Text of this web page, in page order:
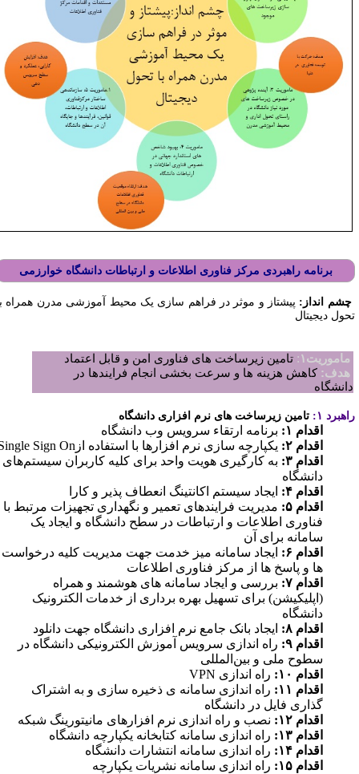
برنامه راهبردی مرکز فناوری اطلاعات و ارتباطات دانشگاه خوارزمی
چشم انداز: پیشتاز و موثر در فراهم سازی یک محیط آموزشی مدرن همراه با
دیجیتال
:
تامین زیرساخت های فناوری امن و قابل اعتماد
هدف:کاهش هزینه ها و سرعت بخشی انجام فرایندها در
۱: تامین زیرساخت های نرم افزاری دانشگاه
اقدام ۱:
برنامه ارتقاء سرویس وب دانشگاه
اقدام ۲:
یکپارچه سازی نرم افزارها با استفاده از Single Sign On
اقدام ۳:
به کارگیری هویت واحد برای کلیه کاربران سیستم‌های
دانشگاه
اقدام ۴:
ایجاد سیستم اکانتینگ انعطاف پذیر و کارا
اقدام ۵:
مدیریت فرایندهای تعمیر و نگهداری تجهیزات مرتبط با
فناوری اطلاعات و ارتباطات در سطح دانشگاه و ایجاد یک
سامانه برای آن
اقدام ۶:
ایجاد سامانه میز خدمت جهت مدیریت کلیه درخواست
ها و پاسخ ها از مرکز فناوری اطلاعات
اقدام ۷:
بررسی و ایجاد سامانه های هوشمند و همراه
(اپلیکیشن) برای تسهیل بهره برداری از خدمات الکترونیک
دانشگاه
اقدام ۸:
ایجاد بانک جامع نرم افزاری دانشگاه جهت دانلود
اقدام ۹:
راه اندازی سرویس آموزش الکترونیکی دانشگاه در
سطوح ملی و بین‌المللی
اقدام ۱۰:
راه اندازیVPN
اقدام ۱۱:
راه اندازی سامانه ی ذخیره سازی و به اشتراک
گذاری فایل در دانشگاه
اقدام ۱۲:
نصب و راه اندازی نرم افزارهای مانیتورینگ شبکه
اقدام ۱۳:
راه اندازی سامانه کتابخانه یکپارچه دانشگاه
اقدام ۱۴:
راه اندازی سامانه انتشارات دانشگاه
اقدام ۱۵:
راه اندازی سامانه نشریات یکپارچه